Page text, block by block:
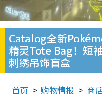
Catalog全新
精灵Tote Bag！短
刺绣吊饰盲盒
首页 购物情报 商